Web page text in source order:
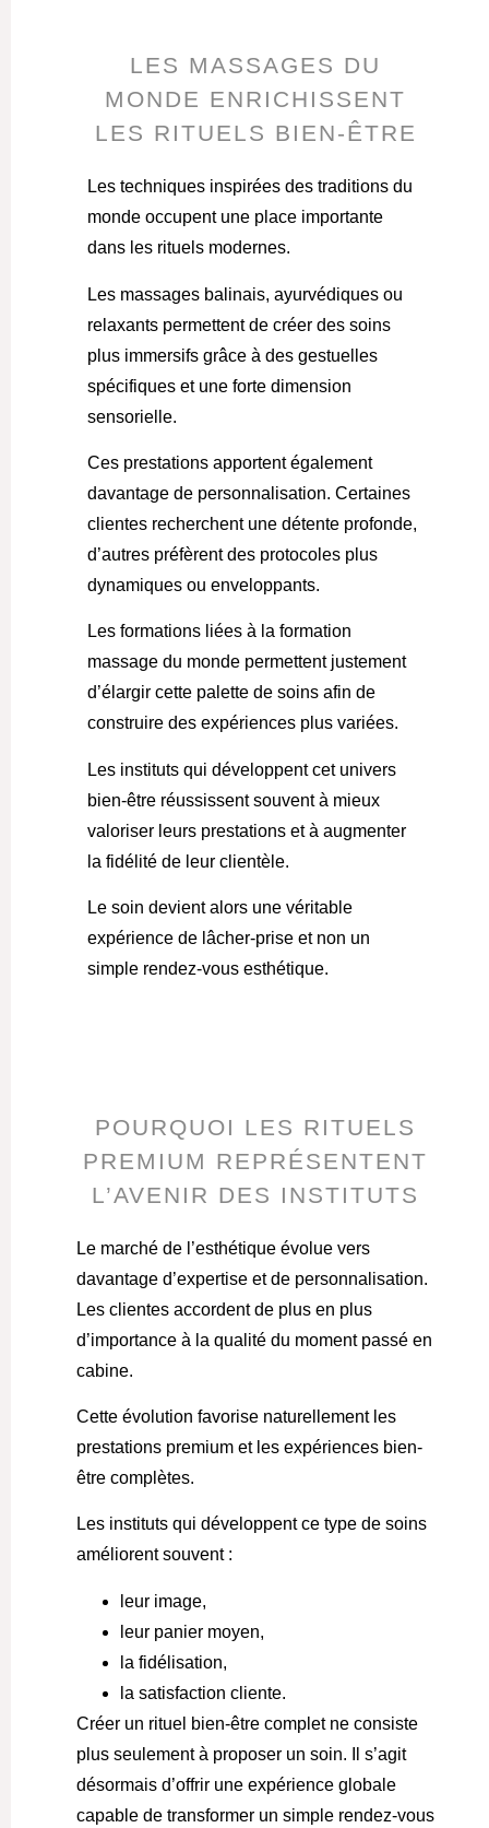
LES MASSAGES DU
MONDE ENRICHISSENT
LES RITUELS BIEN-ÊTRE
Les techniques inspirées des traditions du
monde occupent une place importante
dans les rituels modernes.
Les massages balinais, ayurvédiques ou
relaxants permettent de créer des soins
plus immersifs grâce à des gestuelles
spécifiques et une forte dimension
sensorielle.
Ces prestations apportent également
davantage de personnalisation. Certaines
clientes recherchent une détente profonde,
d’autres préfèrent des protocoles plus
dynamiques ou enveloppants.
Les formations liées à la formation
massage du monde permettent justement
d’élargir cette palette de soins afin de
construire des expériences plus variées.
Les instituts qui développent cet univers
bien-être réussissent souvent à mieux
valoriser leurs prestations et à augmenter
la fidélité de leur clientèle.
Le soin devient alors une véritable
expérience de lâcher-prise et non un
simple rendez-vous esthétique.
POURQUOI LES RITUELS
PREMIUM REPRÉSENTENT
L’AVENIR DES INSTITUTS
Le marché de l’esthétique évolue vers
davantage d’expertise et de personnalisation.
Les clientes accordent de plus en plus
d’importance à la qualité du moment passé en
cabine.
Cette évolution favorise naturellement les
prestations premium et les expériences bien-
être complètes.
Les instituts qui développent ce type de soins
améliorent souvent :
leur image,
leur panier moyen,
la fidélisation,
la satisfaction cliente.
Créer un rituel bien-être complet ne consiste
plus seulement à proposer un soin. Il s’agit
désormais d’offrir une expérience globale
capable de transformer un simple rendez-vous